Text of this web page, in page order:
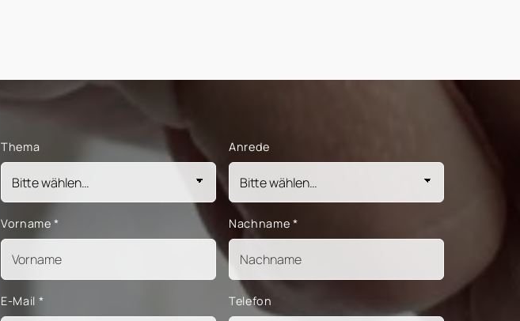
Thema Anrede
Vorname* Nachname *
E-Mail * Telefon